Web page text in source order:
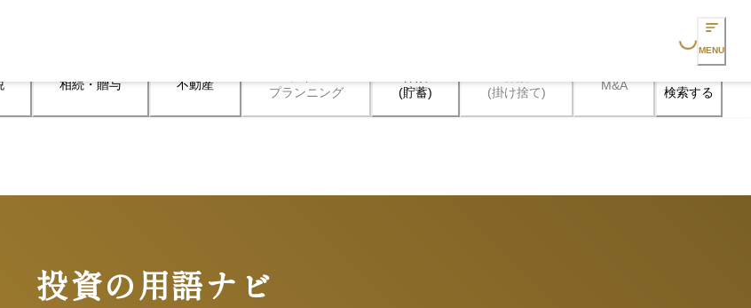
Loading... MENU
相続・贈与 不動産
プランニング
(貯蓄)
(掛け捨て)
M&A 検索する
投資の用語ナビ